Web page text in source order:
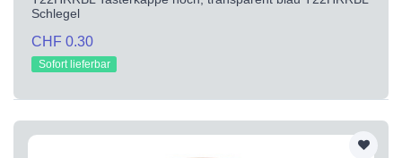
Schlegel
CHF 0.30
Sofort lieferbar